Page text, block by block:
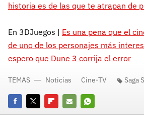
historia es de las que te atrapan de
En 3DJuegos | Es una pena que el
de uno de los personajes más
espero que Dune 3 corrija el error
FacebookTwitterFlipboard
E-
Whatsapp
TEMAS Noticias Cine-TV Saga